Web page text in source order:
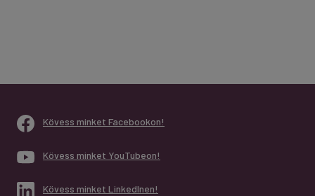
Kövess minket Facebookon!
Kövess minket YouTubeon!
Kövess minket LinkedInen!